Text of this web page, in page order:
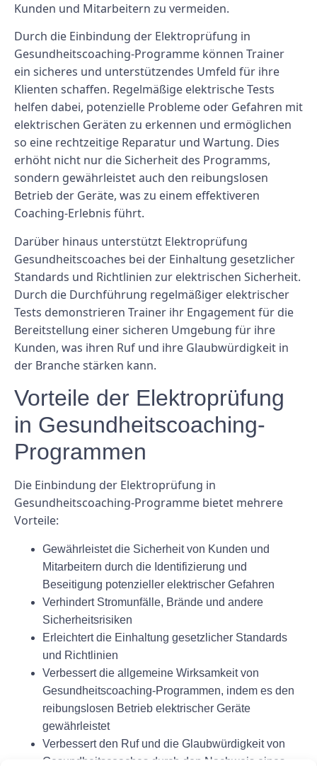
Kunden und Mitarbeitern zu vermeiden.
Durch die Einbindung der Elektroprüfung in
Gesundheitscoaching-Programme können Trainer
ein sicheres und unterstützendes Umfeld für ihre
Klienten schaffen. Regelmäßige elektrische Tests
helfen dabei, potenzielle Probleme oder Gefahren mit
elektrischen Geräten zu erkennen und ermöglichen
so eine rechtzeitige Reparatur und Wartung. Dies
erhöht nicht nur die Sicherheit des Programms,
sondern gewährleistet auch den reibungslosen
Betrieb der Geräte, was zu einem effektiveren
Coaching-Erlebnis führt.
Darüber hinaus unterstützt Elektroprüfung
Gesundheitscoaches bei der Einhaltung gesetzlicher
Standards und Richtlinien zur elektrischen Sicherheit.
Durch die Durchführung regelmäßiger elektrischer
Tests demonstrieren Trainer ihr Engagement für die
Bereitstellung einer sicheren Umgebung für ihre
Kunden, was ihren Ruf und ihre Glaubwürdigkeit in
der Branche stärken kann.
Vorteile der Elektroprüfung
in Gesundheitscoaching-
Programmen
Die Einbindung der Elektroprüfung in
Gesundheitscoaching-Programme bietet mehrere
Vorteile:
Gewährleistet die Sicherheit von Kunden und
Mitarbeitern durch die Identifizierung und
Beseitigung potenzieller elektrischer Gefahren
Verhindert Stromunfälle, Brände und andere
Sicherheitsrisiken
Erleichtert die Einhaltung gesetzlicher Standards
und Richtlinien
Verbessert die allgemeine Wirksamkeit von
Gesundheitscoaching-Programmen, indem es den
reibungslosen Betrieb elektrischer Geräte
gewährleistet
Verbessert den Ruf und die Glaubwürdigkeit von
Gesundheitscoaches durch den Nachweis eines